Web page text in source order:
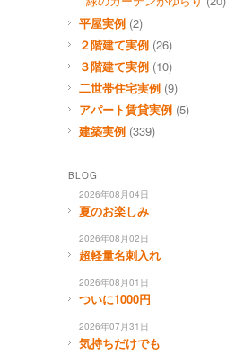
平屋実例 (2)
２階建て実例 (26)
３階建て実例 (10)
二世帯住宅実例 (9)
アパート賃貸実例 (5)
建築実例 (339)
BLOG
2026年08月04日
夏のお楽しみ
2026年08月02日
超軽量名刺入れ
2026年08月01日
ついに1000円
2026年07月31日
気持ちだけでも